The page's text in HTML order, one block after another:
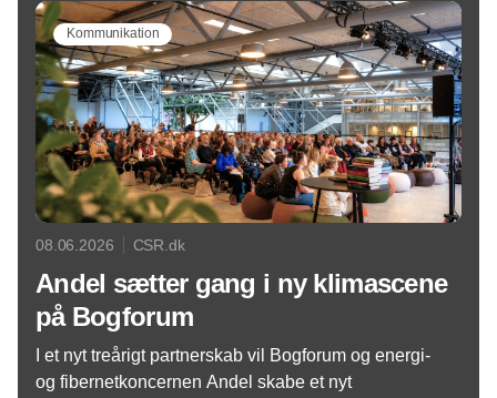
Kommunikation
08.06.2026 CSR.dk
Andel sætter gang i ny klimascene
på Bogforum
I et nyt treårigt partnerskab vil Bogforum og energi-
og fibernetkoncernen Andel skabe et nyt